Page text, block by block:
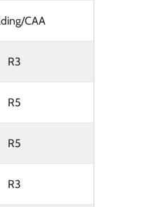
CAA
R3
R5
R5
R3